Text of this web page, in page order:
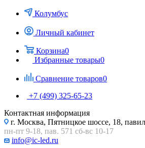
Колумбус
Личный кабинет
Корзина0
Избранные товары0
Сравнение товаров0
+7 (499) 325-65-23
Контактная информация
г. Москва, Пятницкое шоссе, 18,
пн-пт 9-18, пав. 571 сб-вс 10-17
info@ic-led.ru